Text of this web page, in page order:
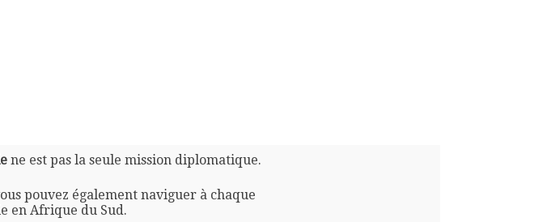
ne est pas la seule mission diplomatique.
pouvez également naviguer à chaque
en Afrique du Sud.